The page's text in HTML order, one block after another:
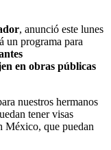
, anunció este lunes
un programa para
en obras públicas
nuestros hermanos
tener visas
México, que puedan